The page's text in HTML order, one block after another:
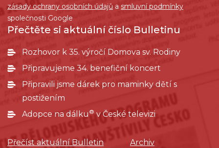
zásady ochrany osobních údajů a smluvní podmínky
společnosti Google
Přečtěte si aktuální číslo Bulletinu
Rozhovor k 35. výročí Domova sv. Rodiny
Připravujeme 34. benefiční koncert
Připravili jsme dárek pro maminky dětí s
postižením
Adopce na dálku ®v České televizi
Přečíst aktuální Bulletin
Archiv